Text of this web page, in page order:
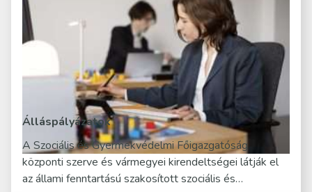
Álláspályázatok
A Szociális és Gyermekvédelmi Főigazgatóság
központi szerve és vármegyei kirendeltségei látják el
az állami fenntartású szakosított szociális és…